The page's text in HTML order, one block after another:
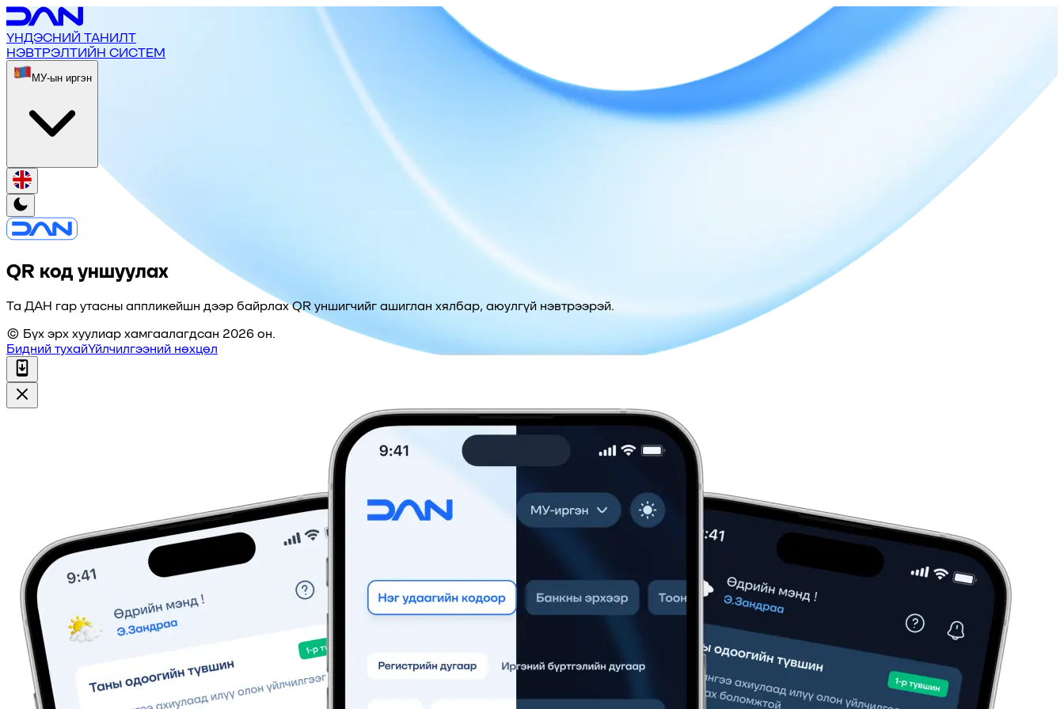
ҮНДЭСНИЙ ТАНИЛТ
НЭВТРЭЛТИЙН СИСТЕМ
МУ-ын иргэн
QR код уншуулах
Та ДАН гар утасны аппликейшн дээр байрлах QR уншигчийг ашиглан хялбар, аюулгүй нэвтрээрэй.
© Бүх эрх хуулиар хамгаалагдсан 2026 он.
Бидний тухайҮйлчилгээний нөхцөл